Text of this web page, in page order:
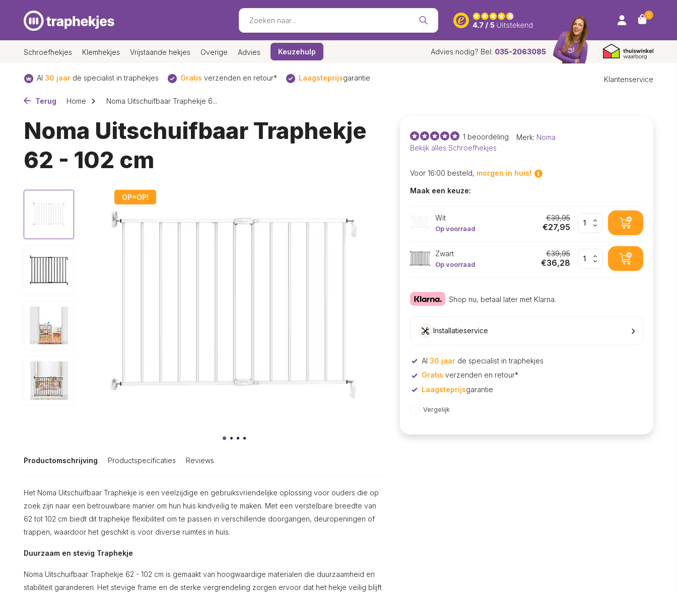
0
Schroefhekjes Klemhekjes Vrijstaande hekjes Overige Advies Keuzehulp Advies nodig? Bel: 035-2063085
Al 30 jaar de specialist in traphekjes Gratis verzenden en retour* Laagsteprijsgarantie Klantenservice
Terug Home Noma Uitschuifbaar Traphekje 6...
Noma Uitschuifbaar Traphekje
62 - 102 cm
OP=OP!
Productomschrijving Productspecificaties Reviews
Het Noma Uitschuifbaar Traphekje is een veelzijdige en gebruiksvriendelijke oplossing voor ouders die op
zoek zijn naar een betrouwbare manier om hun huis kindveilig te maken. Met een verstelbare breedte van
62 tot 102 cm biedt dit traphekje flexibiliteit om te passen in verschillende doorgangen, deuropeningen of
trappen, waardoor het geschikt is voor diverse ruimtes in huis.
Duurzaam en stevig Traphekje
Noma Uitschuifbaar Traphekje 62 - 102 cm is gemaakt van hoogwaardige materialen die duurzaamheid en
stabiliteit garanderen. Het stevige frame en de sterke vergrendeling zorgen ervoor dat het hekje veilig blijft
1 beoordeling Merk: Noma
Bekijk alles Schroefhekjes
Voor 16:00 besteld, morgen in huis!
Maak een keuze:
Wit
Op voorraad
€39,95
€27,95
Zwart
Op voorraad
€39,95
€36,28
Shop nu, betaal later met Klarna.
Installatieservice ›
Al 30 jaarde specialist in traphekjes
Gratis verzenden en retour*
Laagsteprijsgarantie
Vergelijk